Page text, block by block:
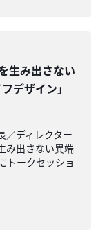
生み出さない
デザイン」
／ディレクター
み出さない異端
トークセッショ